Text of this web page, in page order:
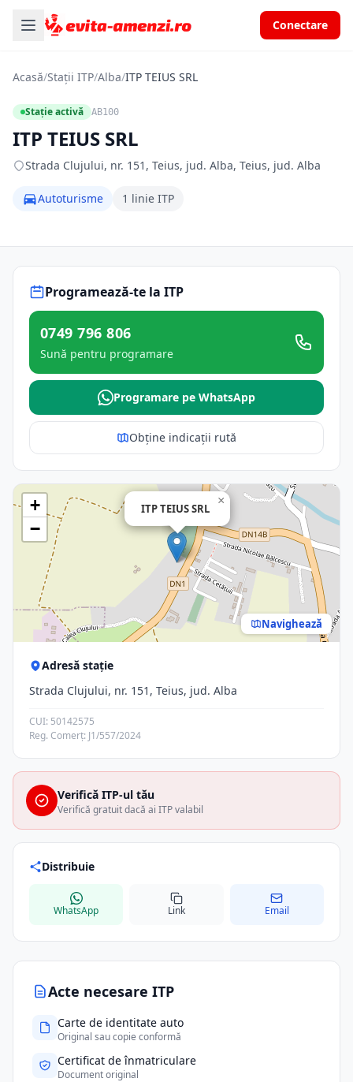
Conectare
Acasă/Stații ITP/Alba/ITP TEIUS SRL
Stație activă AB100
ITP TEIUS SRL
Strada Clujului, nr. 151, Teius, jud. Alba, Teius, jud. Alba
Autoturisme 1 linie ITP
Acte necesare ITP
Carte de identitate auto
Original sau copie conformă
Certificat de înmatriculare
Document original
Programează-te la ITP
0749 796 806
Sună pentru programare
Programare pe WhatsApp
Obține indicații rută
ITP TEIUS SRL
×
+
−
Navighează
Adresă stație
Strada Clujului, nr. 151, Teius, jud. Alba
CUI: 50142575
Reg. Comerț: J1/557/2024
Verifică ITP-ul tău
Verifică gratuit dacă ai ITP valabil
Distribuie
WhatsApp Link Email